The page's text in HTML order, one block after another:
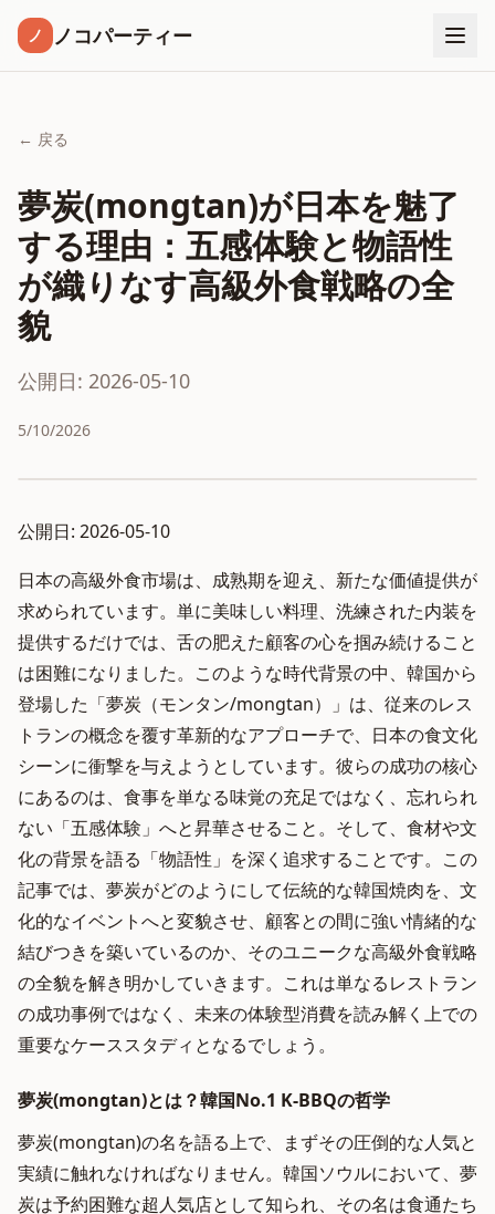
ノ ノコパーティー
← 戻る
夢炭(mongtan)が日本を魅了
する理由：五感体験と物語性
が織りなす高級外食戦略の全
貌
公開日: 2026-05-10
5/10/2026
公開日: 2026-05-10
日本の高級外食市場は、成熟期を迎え、新たな価値提供が
求められています。単に美味しい料理、洗練された内装を
提供するだけでは、舌の肥えた顧客の心を掴み続けること
は困難になりました。このような時代背景の中、韓国から
登場した「夢炭（モンタン/mongtan）」は、従来のレス
トランの概念を覆す革新的なアプローチで、日本の食文化
シーンに衝撃を与えようとしています。彼らの成功の核心
にあるのは、食事を単なる味覚の充足ではなく、忘れられ
ない「五感体験」へと昇華させること。そして、食材や文
化の背景を語る「物語性」を深く追求することです。この
記事では、夢炭がどのようにして伝統的な韓国焼肉を、文
化的なイベントへと変貌させ、顧客との間に強い情緒的な
結びつきを築いているのか、そのユニークな高級外食戦略
の全貌を解き明かしていきます。これは単なるレストラン
の成功事例ではなく、未来の体験型消費を読み解く上での
重要なケーススタディとなるでしょう。
夢炭(mongtan)とは？韓国No.1 K-BBQの哲学
夢炭(mongtan)の名を語る上で、まずその圧倒的な人気と
実績に触れなければなりません。韓国ソウルにおいて、夢
炭は予約困難な超人気店として知られ、その名は食通たち